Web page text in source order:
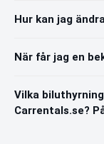
Hur kan jag
När får jag en
Vilka
Carrentals.se?